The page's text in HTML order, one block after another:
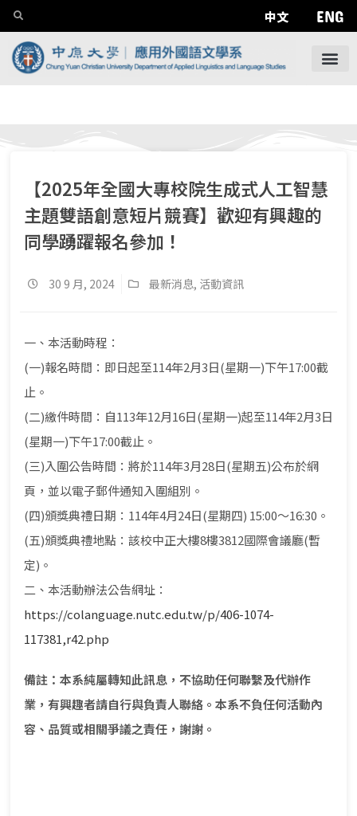
中文 ENG
【2025年全國大專校院生成式人工智慧
主題雙語創意短片競賽】歡迎有興趣的
同學踴躍報名參加！
30 9 月, 2024 最新消息, 活動資訊
一、本活動時程：
(一)報名時間：即日起至114年2月3日(星期一)下午17:00截
止。
(二)繳件時間：自113年12月16日(星期一)起至114年2月3日
(星期一)下午17:00截止。
(三)入圍公告時間：將於114年3月28日(星期五)公布於網
頁，並以電子郵件通知入圍組別。
(四)頒獎典禮日期：114年4月24日(星期四) 15:00～16:30。
(五)頒獎典禮地點：該校中正大樓8樓3812國際會議廳(暫
定)。
二、本活動辦法公告網址：
https://colanguage.nutc.edu.tw/p/406-1074-
117381,r42.php
備註：本系純屬轉知此訊息，不協助任何聯繫及代辦作
業，有興趣者請自行與負責人聯絡。本系不負任何活動內
容、品質或相關爭議之責任，謝謝。